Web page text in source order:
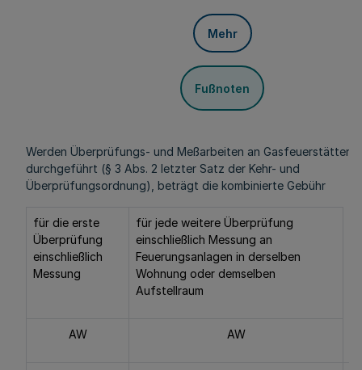
Mehr
Fußnoten
Werden Überprüfungs- und Meßarbeiten an Gasfeuerstätten
durchgeführt (§ 3 Abs. 2 letzter Satz der Kehr- und
Überprüfungsordnung), beträgt die kombinierte Gebühr
für die erste
Überprüfung
einschließlich
Messung
für jede weitere Überprüfung
einschließlich Messung an
Feuerungsanlagen in derselben
Wohnung oder demselben
Aufstellraum
AW AW